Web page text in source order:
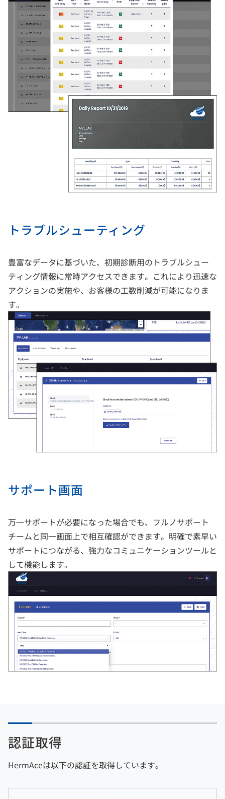
トラブルシューティング
豊富なデータに基づいた、初期診断用のトラブルシュー
ティング情報に常時アクセスできます。これにより迅速な
アクションの実施や、お客様の工数削減が可能になりま
す。
サポート画面
万一サポートが必要になった場合でも、フルノサポート
チームと同一画面上で相互確認ができます。明確で素早い
サポートにつながる、強力なコミュニケーションツールと
して機能します。
認証取得
HermAceは以下の認証を取得しています。